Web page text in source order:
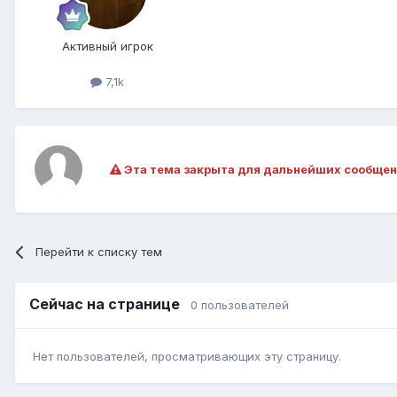
Активный игрок
7,1k
Эта тема закрыта для дальнейших
Перейти к списку тем
Сейчас на странице 0 пользователей
Нет пользователей, просматривающих эту страницу.